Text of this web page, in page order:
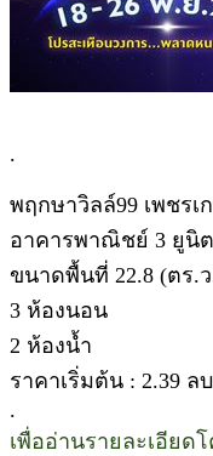
.
พฤกษาวิลล์99 เพชรเ
อาคารพาณิชย์ 3 ยูนิ
ขนาดพื้นที่ 22.8 (ตร.
3 ห้องนอน
2 ห้องน้ำ
ราคาเริ่มต้น : 2.39 ล
.
เพื่ออ่านรายละเอียด